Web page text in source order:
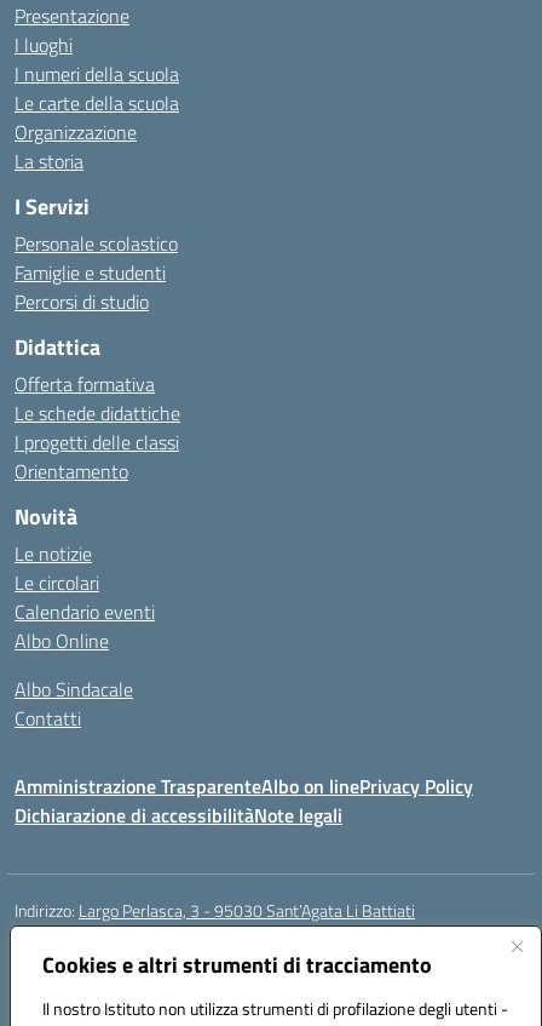
Cookies e altri strumenti di tracciamento
Il nostro Istituto non utilizza strumenti di profilazione degli utenti -
Presentazione
I luoghi
I numeri della scuola
Le carte della scuola
Organizzazione
La storia
I Servizi
Personale scolastico
Famiglie e studenti
Percorsi di studio
Didattica
Offerta formativa
Le schede didattiche
I progetti delle classi
Orientamento
Novità
Le notizie
Le circolari
Calendario eventi
Albo Online
Albo Sindacale
Contatti
Amministrazione TrasparenteAlbo on linePrivacy Policy
Dichiarazione di accessibilitàNote legali
Indirizzo: Largo Perlasca, 3 - 95030 Sant’Agata Li Battiati
Centralino:
ctic8bl002@istruzione.it
Posta elettronica certificata (PEC):ctic8bl002@pec.istruzione.it
Codice fiscale: 93253680875